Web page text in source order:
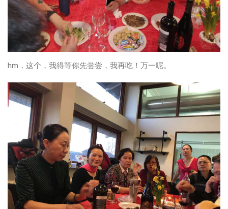
hm，这个，我得等你先尝尝，我再吃！万一呢。